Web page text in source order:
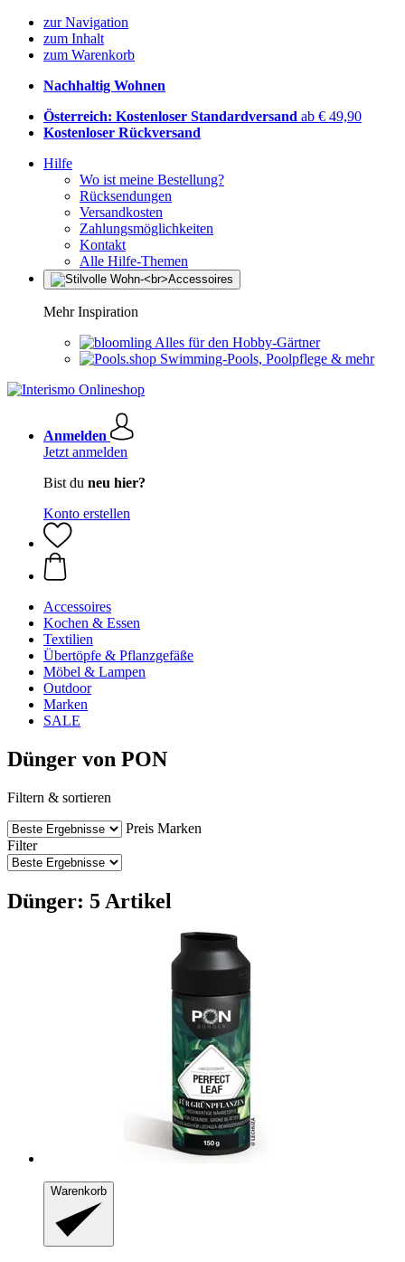
zur Navigation
zum Inhalt
zum Warenkorb
Nachhaltig Wohnen
Österreich: Kostenloser Standardversand ab € 49,90
Kostenloser Rückversand
Hilfe
Wo ist meine Bestellung?
Rücksendungen
Versandkosten
Zahlungsmöglichkeiten
Kontakt
Alle Hilfe-Themen
Mehr Inspiration
Alles für den Hobby-Gärtner
Swimming-Pools, Poolpflege & mehr
Anmelden
Jetzt anmelden
Bist du neu hier?
Konto erstellen
Accessoires
Kochen & Essen
Textilien
Übertöpfe & Pflanzgefäße
Möbel & Lampen
Outdoor
Marken
SALE
Dünger von PON
Filtern & sortieren
Preis Marken
Filter
Dünger: 5 Artikel
Warenkorb